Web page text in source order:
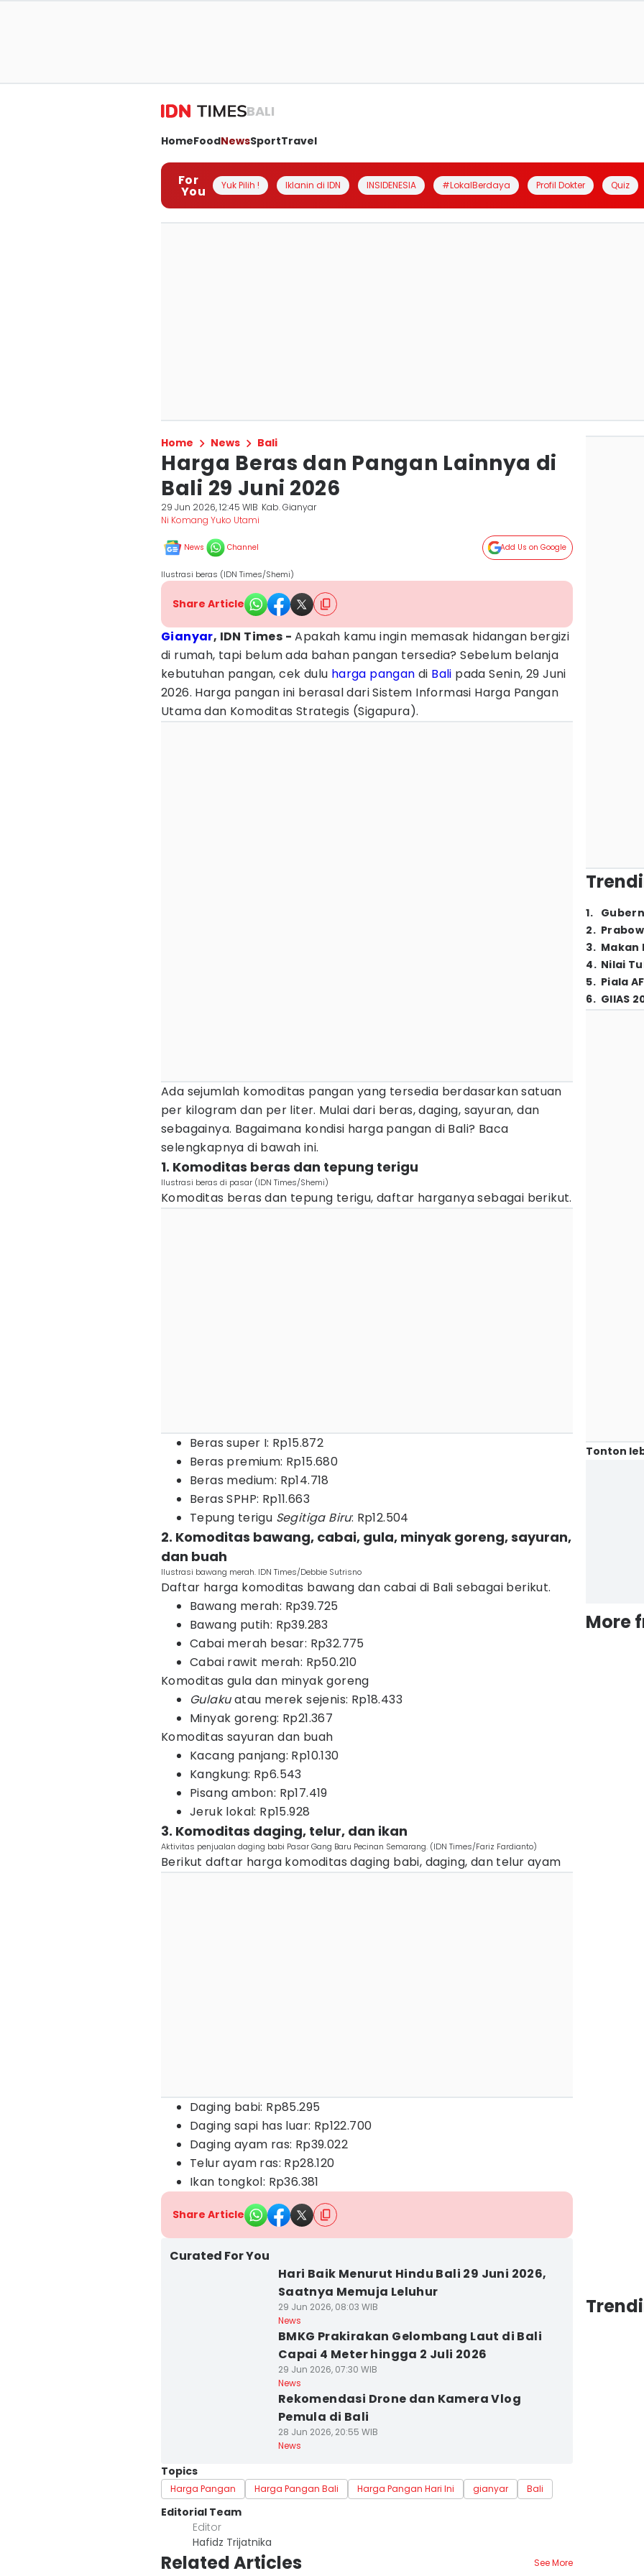
BALI
HomeFoodNewsSportTravel
For
You Yuk Pilih ! Iklanin di IDN INSIDENESIA #LokalBerdaya Profil Dokter Quiz
Home News Bali
Harga Beras dan Pangan Lainnya di
Bali 29 Juni 2026
29 Jun 2026, 12:45 WIB Kab. Gianyar
Ni Komang Yuko Utami
News Channel Add Us on Google
Ilustrasi beras (IDN Times/Shemi)
Share Article
Gianyar, IDN Times - Apakah kamu ingin memasak hidangan bergizi
di rumah, tapi belum ada bahan pangan tersedia? Sebelum belanja
kebutuhan pangan, cek dulu harga pangan di Bali pada Senin, 29 Juni
2026. Harga pangan ini berasal dari Sistem Informasi Harga Pangan
Utama dan Komoditas Strategis (Sigapura).
Ada sejumlah komoditas pangan yang tersedia berdasarkan satuan
per kilogram dan per liter. Mulai dari beras, daging, sayuran, dan
sebagainya. Bagaimana kondisi harga pangan di Bali? Baca
selengkapnya di bawah ini.
1. Komoditas beras dan tepung terigu
Ilustrasi beras di pasar (IDN Times/Shemi)
Komoditas beras dan tepung terigu, daftar harganya sebagai berikut.
Beras super I: Rp15.872
Beras premium: Rp15.680
Beras medium: Rp14.718
Beras SPHP: Rp11.663
Tepung terigu Segitiga Biru: Rp12.504
2. Komoditas bawang, cabai, gula, minyak goreng, sayuran,
dan buah
Ilustrasi bawang merah. IDN Times/Debbie Sutrisno
Daftar harga komoditas bawang dan cabai di Bali sebagai berikut.
Bawang merah: Rp39.725
Bawang putih: Rp39.283
Cabai merah besar: Rp32.775
Cabai rawit merah: Rp50.210
Komoditas gula dan minyak goreng
Gulakuatau merek sejenis: Rp18.433
Minyak goreng: Rp21.367
Komoditas sayuran dan buah
Kacang panjang: Rp10.130
Kangkung: Rp6.543
Pisang ambon: Rp17.419
Jeruk lokal: Rp15.928
3. Komoditas daging, telur, dan ikan
Aktivitas penjualan daging babi Pasar Gang Baru Pecinan Semarang. (IDN Times/Fariz Fardianto)
Berikut daftar harga komoditas daging babi, daging, dan telur ayam
Daging babi: Rp85.295
Daging sapi has luar: Rp122.700
Daging ayam ras: Rp39.022
Telur ayam ras: Rp28.120
Ikan tongkol: Rp36.381
Share Article
Curated For You
Hari Baik Menurut Hindu Bali 29 Juni 2026,
Saatnya Memuja Leluhur
29 Jun 2026, 08:03 WIB
News
BMKG Prakirakan Gelombang Laut di Bali
Capai 4 Meter hingga 2 Juli 2026
29 Jun 2026, 07:30 WIB
News
Rekomendasi Drone dan Kamera Vlog
Pemula di Bali
28 Jun 2026, 20:55 WIB
News
Topics
Harga Pangan Harga Pangan Bali Harga Pangan Hari Ini gianyar Bali
Editorial Team
Editor
Hafidz Trijatnika
Related Articles See More
1.
2.
3. Makan
4. Nilai
5. Piala
6. GIIAS
Tonton
More